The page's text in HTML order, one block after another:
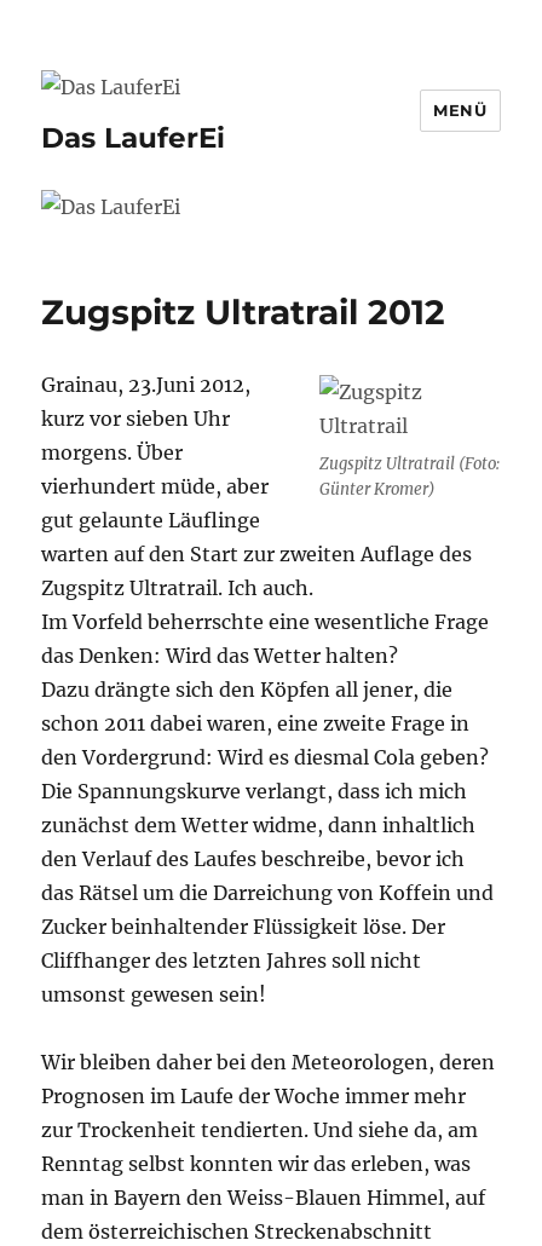
Das LauferEi
MENÜ
Zugspitz Ultratrail 2012
Zugspitz Ultratrail (Foto:
Günter Kromer)
Grainau, 23.Juni 2012,
kurz vor sieben Uhr
morgens. Über
vierhundert müde, aber
gut gelaunte Läuflinge
warten auf den Start zur zweiten Auflage des
Zugspitz Ultratrail. Ich auch.
Im Vorfeld beherrschte eine wesentliche Frage
das Denken: Wird das Wetter halten?
Dazu drängte sich den Köpfen all jener, die
schon 2011 dabei waren, eine zweite Frage in
den Vordergrund: Wird es diesmal Cola geben?
Die Spannungskurve verlangt, dass ich mich
zunächst dem Wetter widme, dann inhaltlich
den Verlauf des Laufes beschreibe, bevor ich
das Rätsel um die Darreichung von Koffein und
Zucker beinhaltender Flüssigkeit löse. Der
Cliffhanger des letzten Jahres soll nicht
umsonst gewesen sein!
Wir bleiben daher bei den Meteorologen, deren
Prognosen im Laufe der Woche immer mehr
zur Trockenheit tendierten. Und siehe da, am
Renntag selbst konnten wir das erleben, was
man in Bayern den Weiss-Blauen Himmel, auf
dem österreichischen Streckenabschnitt